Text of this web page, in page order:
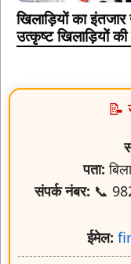
खिलाड़ियों का
उत्कृष्ट खिलाड़ियों
📝
पता:
संपर्क नंबर: 📞
ईमेल: